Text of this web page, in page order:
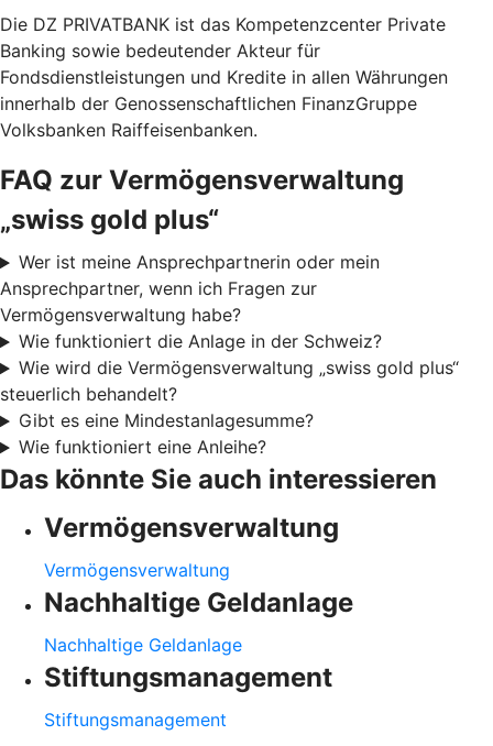
Die DZ PRIVATBANK ist das Kompetenzcenter Private
Banking sowie bedeutender Akteur für
Fondsdienstleistungen und Kredite in allen Währungen
innerhalb der Genossenschaftlichen FinanzGruppe
Volksbanken Raiffeisenbanken.
FAQ zur Vermögensverwaltung
„swiss gold plus“
Wer ist meine Ansprechpartnerin oder mein
Ansprechpartner, wenn ich Fragen zur
Vermögensverwaltung habe?
Wie funktioniert die Anlage in der Schweiz?
Wie wird die Vermögensverwaltung „swiss gold plus“
steuerlich behandelt?
Gibt es eine Mindestanlagesumme?
Wie funktioniert eine Anleihe?
Das könnte Sie auch interessieren
Vermögensverwaltung
Vermögensverwaltung
Nachhaltige Geldanlage
Nachhaltige Geldanlage
Stiftungsmanagement
Stiftungsmanagement